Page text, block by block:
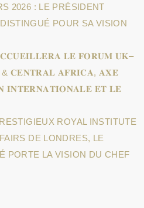
2026 : LE PRÉSIDENT
POUR SA VISION
𝐋𝐄 𝐅𝐎𝐑𝐔𝐌 𝐔𝐊–
𝐂𝐄𝐍𝐓𝐑𝐀𝐋 𝐀𝐅𝐑𝐈𝐂𝐀, 𝐀𝐗𝐄́
𝐈𝐍𝐓𝐄𝐑𝐍𝐀𝐓𝐈𝐎𝐍𝐀𝐋𝐄 𝐄𝐓 𝐋𝐄
ROYAL INSTITUTE
DE LONDRES, LE
PORTE LA VISION DU CHEF